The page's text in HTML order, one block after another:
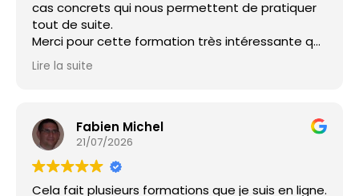
cas concrets qui nous permettent de pratiquer
tout de suite.
Merci pour cette formation très intéressante qui
ouvre un champs illimité de possibilités !
Je recommande fortement
Lire la suite
Fabien Michel
21/07/2026
Cela fait plusieurs formations que je suis en ligne.